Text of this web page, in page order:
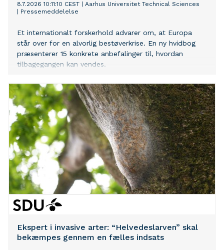
8.7.2026 10:11:10 CEST
Aarhus Universitet Technical Sciences
Pressemeddelelse
Et internationalt forskerhold advarer om, at Europa
står over for en alvorlig bestøverkrise. En ny hvidbog
præsenterer 15 konkrete anbefalinger til, hvordan
tilbagegangen kan vendes.
Ekspert i invasive arter: “Helvedeslarven” skal
bekæmpes gennem en fælles indsats